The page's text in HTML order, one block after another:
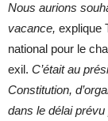
Nous aurions
vacance, explique
national pour le
exil. C’était au
Constitution,
dans le délai